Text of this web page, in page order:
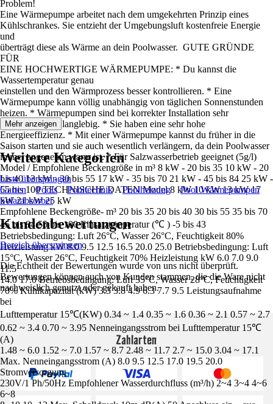
Problem!
Eine Wärmepumpe arbeitet nach dem umgekehrten Prinzip eines
Kühlschrankes. Sie entzieht der Umgebungsluft kostenfreie Energie
und
überträgt diese als Wärme an dein Poolwasser. GUTE GRÜNDE
FÜR
EINE HOCHWERTIGE WÄRMEPUMPE: * Du kannst die
Wassertemperatur genau
einstellen und den Wärmprozess besser kontrollieren. * Eine
Wärmepumpe kann völlig unabhängig von täglichen Sonnenstunden
heizen. * Wärmepumpen sind bei korrekter Installation sehr
zuverlässig und langlebig. * Sie haben eine sehr hohe
Energieeffizienz. * Mit einer Wärmepumpe kannst du früher in die
Saison starten und sie auch wesentlich verlängern, da dein Poolwasser
immer angenehm warm ist. * Für Salzwasserbetrieb geeignet (5g/l)
Model / Empfohlene Beckengröße in m³ 8 kW - 20 bis 35 10 kW - 20
bis 40 13 kW - 30 bis 55 17 kW - 35 bis 70 21 kW - 45 bis 84 25 kW -
55 bis 100 TECHNISCHE DATEN Model 8 kW 10 kW 13 kW 17
kW 21 kW 25 kW
Empfohlene Beckengröße- m³ 20 bis 35 20 bis 40 30 bis 55 35 bis 70
45 bis 84 55 bis 100 Einsatztemperatur (℃ ) -5 bis 43
Betriebsbedingung: Luft 26°C, Wasser 26°C, Feuchtigkeit 80%
Heizleistung kW 8.0 9.5 12.5 16.5 20.0 25.0 Betriebsbedingung: Luft
15°C, Wasser 26°C, Feuchtigkeit 70% Heizleistung kW 6.0 7.0 9.0
11.5
14.0 17.0 Betriebsbedingung: Luft 35°C, Wasser 28°C, Feuchtigkeit
70% Kühlkapazität (kW) 3.3 3.8 4.9 6.3 7.7 9.5 Leistungsaufnahme
bei
Lufttemperatur 15℃(KW) 0.34 ~ 1.4 0.35 ~ 1.6 0.36 ~ 2.1 0.57 ~ 2.7
0.62 ~ 3.4 0.70 ~ 3.95 Nenneingangsstrom bei Lufttemperatur 15℃
(A)
1.48 ~ 6.0 1.52 ~ 7.0 1.57 ~ 8.7 2.48 ~ 11.7 2.7 ~ 15.0 3.04 ~ 17.1
Max. Nenneingangsstrom (A) 8.0 9.5 12.5 17.0 19.5 20.0
Stromversorgung
230V/1 Ph/50Hz Empfohlener Wasserdurchfluss (m³/h) 2~4 3~4 4~6
6~8
Mehr anzeigen
Weitere Kategorien
Liste überspringen
Garten
Pools Pooltechnik Poolheizung
Pool Wärmepumpen
Solarabsorber
Kundenbewertungen
Bereich überspringen
Die Echtheit der Bewertungen wurde von uns nicht überprüft.
Bewertungen können auch von Kunden stammen, die die Ware nicht
nachweislich genutzt oder gekauft haben.
Zahlarten